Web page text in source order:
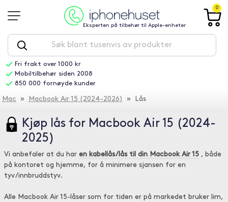
Eksperten på tilbehør til Apple-enheter
0
Fri frakt over 1000 kr
Mobiltilbehør siden 2008
850 000 fornøyde kunder
Mac » Macbook Air 15 (2024-2026) » Lås
Kjøp lås for Macbook Air 15 (2024-
2025)
Vi anbefaler at du har en kabellås/lås til din Macbook Air 15 , både
på kontoret og hjemme, for å minimere sjansen for en
tyv/innbruddstyv.
Alle Macbook Air 15-låser som for tiden er på markedet bruker lim,